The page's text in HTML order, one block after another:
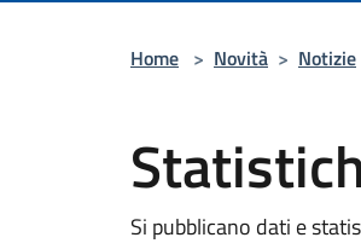
Home > Novità > Notizie
Si pubblicano dati e